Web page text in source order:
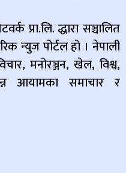
प्रा.लि. द्धारा सञ्चालित
न्युज पोर्टल हो । नेपाली
मनोरञ्जन, खेल, विश्व,
आयामका समाचार र